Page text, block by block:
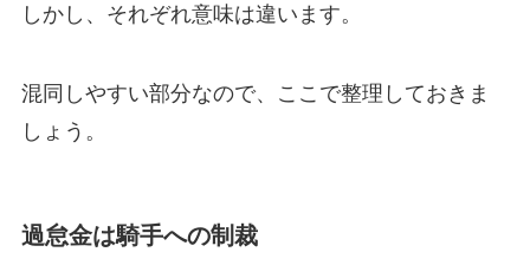
しかし、それぞれ意味は違います。
混同しやすい部分なので、ここで整理しておきま
しょう。
過怠金は騎手への制裁